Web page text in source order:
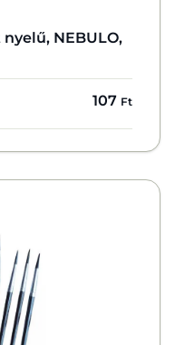
NEBULO,
107 Ft